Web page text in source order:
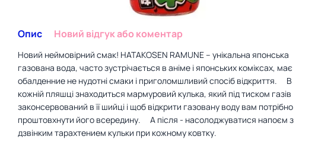
Опис Новий відгук або коментар
Новий неймовірний смак! HATAKOSEN RAMUNE – унікальна японська
газована вода, часто зустрічається в аніме і японських коміксах, має
обалденние не нудотні смаки і приголомшливий спосіб відкриття. ⠀ В
кожній пляшці знаходиться мармуровий кулька, який під тиском газів
законсервований в її шийці і щоб відкрити газовану воду вам потрібно
проштовхнути його всередину. ⠀ А після - насолоджуватися напоєм з
дзвінким тарахтением кульки при кожному ковтку. ⠀